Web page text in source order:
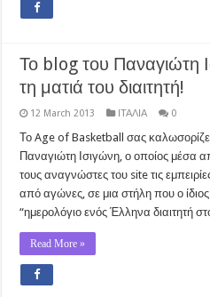
Το blog του Παναγιώτη
τη ματιά του διαιτητή!
12 March 2013 ΙΤΑΛΙΑ 0
Το Age of Basketball σας καλωσορίζει
Παναγιώτη Ισιγώνη, ο οποίος μέσα
τους αναγνώστες του site τις
από αγώνες, σε μια στήλη που ο ίδιος
“ημερολόγιο ενός Έλληνα διαιτητή
Read More »